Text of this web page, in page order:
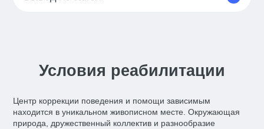
Условия реабилитации
Центр коррекции поведения и помощи зависимым
находится в уникальном живописном месте. Окружающая
природа, дружественный коллектив и разнообразие